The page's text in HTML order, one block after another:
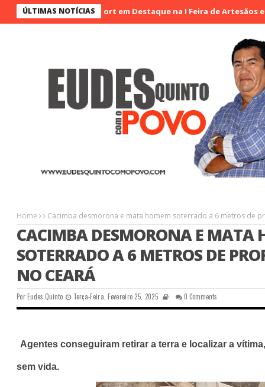
ÚLTIMAS NOTÍCIASAgrinort em Destaque na I Feira de Artesãos e
Home Cacimba desmorona e mata homem soterrado a 6 metros de
CACIMBA DESMORONA E MATA
SOTERRADO A 6 METROS DE
NO CEARÁ
PorEudes Quinto Terça-Feira, Fevereiro 25, 2025 0 Comments
Agentes conseguiram retirar a terra e localizar a
sem vida.